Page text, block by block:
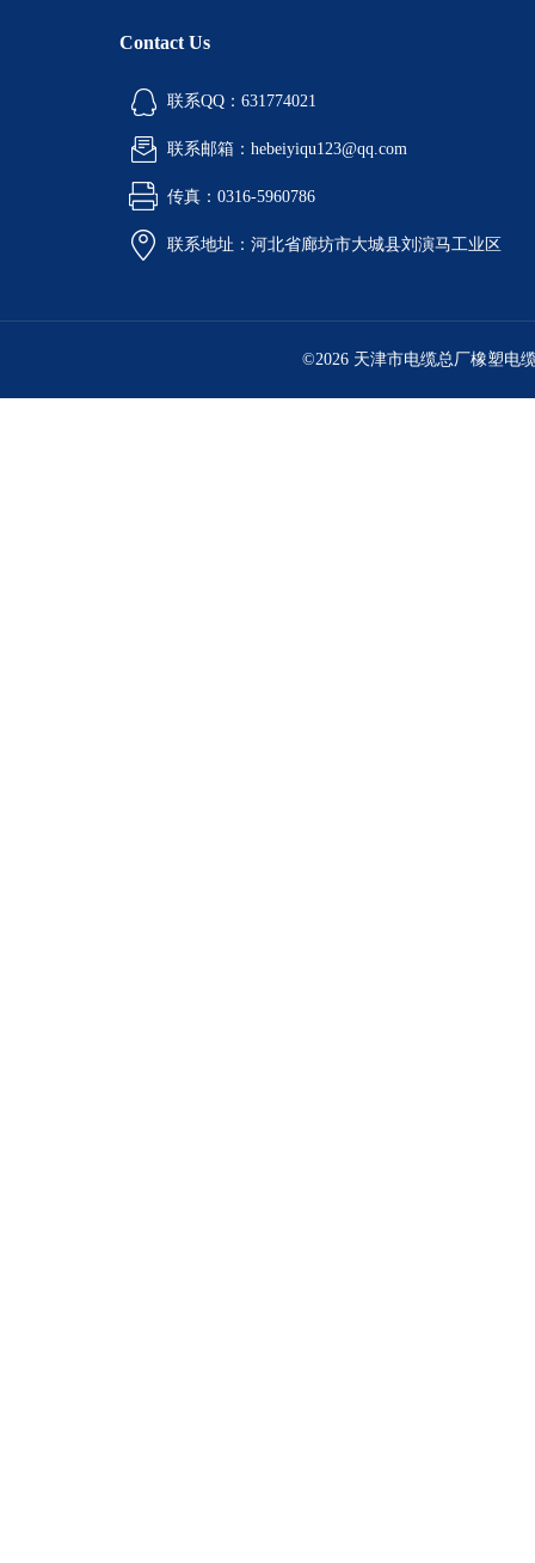
Contact Us
联系QQ：631774021
联系邮箱：hebeiyiqu123@qq.com
传真：0316-5960786
联系地址：河北省廊坊市大城县刘演马工业区
©2026 天津市电缆总厂橡塑电